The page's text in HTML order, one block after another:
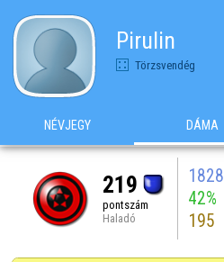
Pirulin
Törzsvendég
NÉVJEGY DÁMA
219
pontszám
Haladó
1828
42%
195